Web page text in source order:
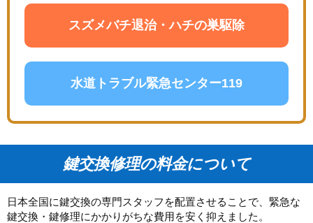
スズメバチ退治・ハチの巣駆除
水道トラブル緊急センター119
鍵交換修理の料金について
日本全国に鍵交換の専門スタッフを配置させることで、緊急な
鍵交換・鍵修理にかかりがちな費用を安く抑えました。